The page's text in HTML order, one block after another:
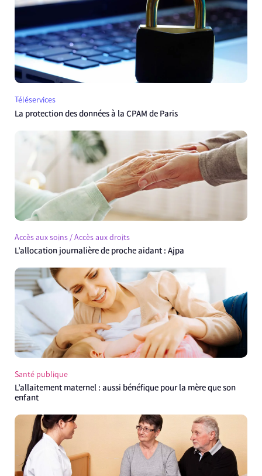
Téléservices
La protection des données à la CPAM de Paris
Accès aux soins / Accès aux droits
L’allocation journalière de proche aidant : Ajpa
Santé publique
L’allaitement maternel : aussi bénéfique pour la mère que son
enfant